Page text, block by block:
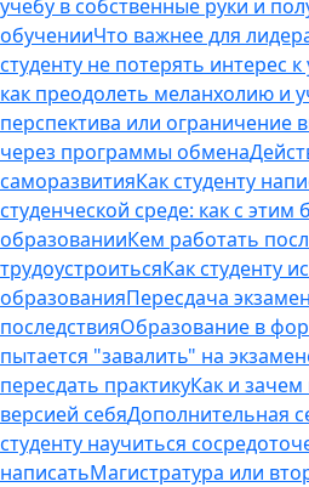
учебу в собственные руки и
обученииЧто важнее для
студенту не потерять интерес к
как преодолеть меланхолию и
перспектива или ограничение
через программы обмена
саморазвитияКак студенту
студенческой среде: как с этим
образованииКем работать
трудоустроитьсяКак студенту
образованияПересдача
последствияОбразование в
пытается "завалить" на
пересдать практикуКак и
версией себяДополнительная
студенту научиться
написатьМагистратура или